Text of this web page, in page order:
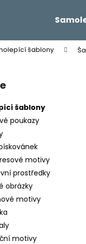
šablony
šablony
poukazy
motivy
prostředky
obrázky
motivy
motivy